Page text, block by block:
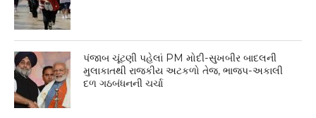
પંજાબ ચૂંટણી પહેલાં PM મોદી-સુખબીર બાદલની
મુલાકાતથી રાજકીય અટકળો તેજ, ભાજપ-અકાલી
દળ ગઠબંધનની ચર્ચા